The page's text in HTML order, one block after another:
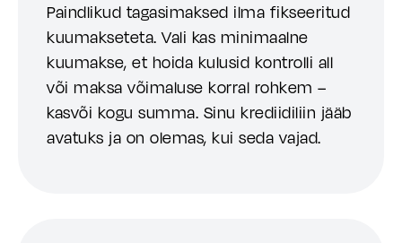
Paindlikud tagasimaksed ilma fikseeritud
kuumakseteta. Vali kas minimaalne
kuumakse, et hoida kulusid kontrolli all
või maksa võimaluse korral rohkem –
kasvõi kogu summa. Sinu krediidiliin jääb
avatuks ja on olemas, kui seda vajad.